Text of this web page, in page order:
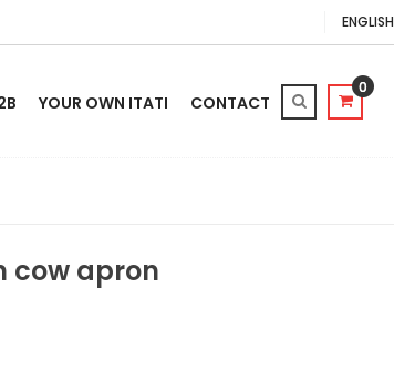
ENGLISH
YOUR OWN ITATI CONTACT
0
cow apron